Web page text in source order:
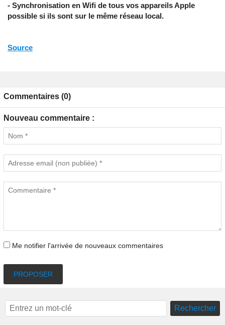
- Synchronisation en Wifi de tous vos appareils Apple
possible si ils sont sur le même réseau local.
Source
Commentaires (0)
Nouveau commentaire :
Me notifier l'arrivée de nouveaux commentaires
PROPOSER
Rechercher